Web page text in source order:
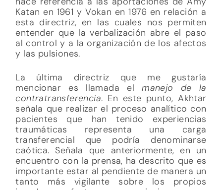
Katan en 1961 y Vokan en 1976 en relación a
esta directriz, en las cuales nos permiten
entender que la verbalización abre el paso
al control y a la organización de los afectos
y las pulsiones.
La última directriz que me gustaría
mencionar es llamada elmanejo de la
contratransferencia. En este punto, Akhtar
señala que realizar el proceso analítico con
pacientes que han tenido experiencias
traumáticas representa una carga
transferencial que podría denominarse
caótica. Señala que anteriormente, en un
encuentro con la prensa, ha descrito que es
importante estar al pendiente de manera un
tanto más vigilante sobre los propios